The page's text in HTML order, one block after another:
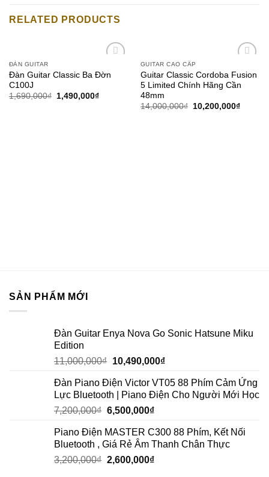
RELATED PRODUCTS
wishlist
ĐÀN GUITAR
Đàn Guitar Classic Ba Đờn
C100J
1,690,000₫ 1,490,000₫
wishlist
GUITAR CAO CẤP
Guitar Classic Cordoba Fusion
5 Limited Chính Hãng Cần
48mm
14,000,000₫ 10,200,000₫
SẢN PHẨM MỚI
Đàn Guitar Enya Nova Go Sonic Hatsune Miku
Edition
11,000,000₫ 10,490,000₫
Đàn Piano Điện Victor VT05 88 Phím Cảm Ứng
Lực Bluetooth | Piano Điện Cho Người Mới Học
7,200,000₫ 6,500,000₫
Piano Điện MASTER C300 88 Phím, Kết Nối
Bluetooth , Giá Rẻ Âm Thanh Chân Thực
3,200,000₫ 2,600,000₫